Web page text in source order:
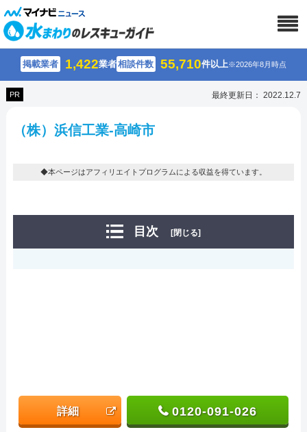
掲載業者 1,422業者相談件数 55,710件以上※2026年8月時点
PR 最終更新日： 2022.12.7
（株）浜信工業-高崎市
◆本ページはアフィリエイトプログラムによる収益を得ています。
目次 [閉じる]
詳細 0120-091-026